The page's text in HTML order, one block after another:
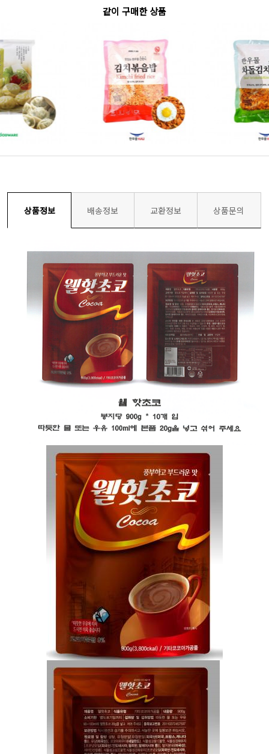
같이 구매한 상품
상품정보 배송정보 교환정보 상품문의